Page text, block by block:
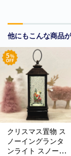
他にもこんな商品
クリスマス置物 ス
ノーイングランタ
ンライト スノード
す。休業期間中に
しては、1月6日よ
便をおかけ致しま
げます。
■**当店を騙る不審
であるかのように
の偽のEメールが届
す。当店で注文を
に覚えのない場合
プしたり絶対にし
は、弊社またはヤ
年10月31日(木)〕